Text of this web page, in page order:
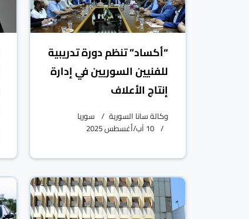
“أكساد” تنظم دورة تدريبية
للفنيين السوريين في إدارة
إنتاج الأعلاف
وكالة سانا السورية
سوريا
10 آب/أغسطس 2025